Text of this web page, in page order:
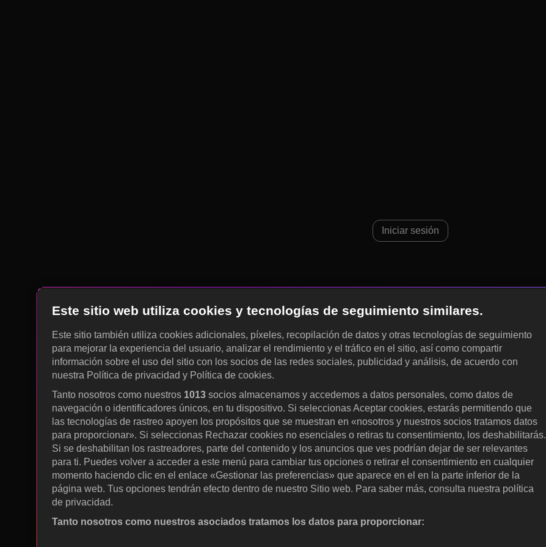
Iniciar sesión
Este sitio web utiliza cookies y tecnologías de seguimiento similares.
Este sitio también utiliza cookies adicionales, píxeles, recopilación de datos y otras tecnologías de seguimiento
para mejorar la experiencia del usuario, analizar el rendimiento y el tráfico en el sitio, así como compartir
información sobre el uso del sitio con los socios de las redes sociales, publicidad y análisis, de acuerdo con
nuestra Política de privacidad y Política de cookies.
Tanto nosotros como nuestros 1013 socios almacenamos y accedemos a datos personales, como datos de
navegación o identificadores únicos, en tu dispositivo. Si seleccionas Aceptar cookies, estarás permitiendo que
las tecnologías de rastreo apoyen los propósitos que se muestran en «nosotros y nuestros socios tratamos datos
para proporcionar». Si seleccionas Rechazar cookies no esenciales o retiras tu consentimiento, los deshabilitarás.
Si se deshabilitan los rastreadores, parte del contenido y los anuncios que ves podrían dejar de ser relevantes
para ti. Puedes volver a acceder a este menú para cambiar tus opciones o retirar el consentimiento en cualquier
momento haciendo clic en el enlace «Gestionar las preferencias» que aparece en el en la parte inferior de la
página web. Tus opciones tendrán efecto dentro de nuestro Sitio web. Para saber más, consulta nuestra política
de privacidad.
Tanto nosotros como nuestros asociados tratamos los datos para proporcionar: